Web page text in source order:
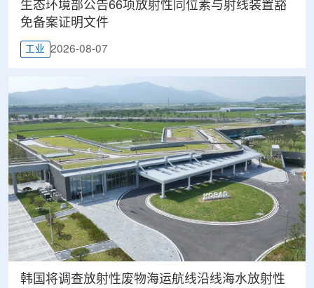
生态环境部公告66项放射性同位素与射线装置豁
免备案证明文件
工业 2026-08-07
韩国将调查放射性废物海运航线沿线海水放射性